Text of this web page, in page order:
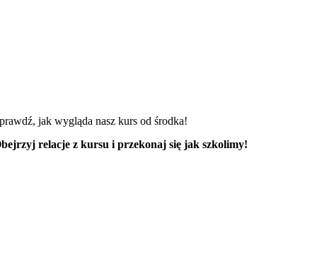
jak wygląda nasz kurs od środka!
relacje z kursu i przekonaj się jak szkolimy!